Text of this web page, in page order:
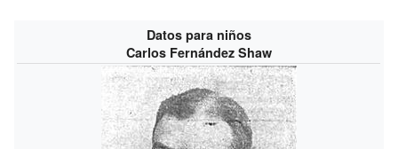
Datos para niños
Carlos Fernández Shaw